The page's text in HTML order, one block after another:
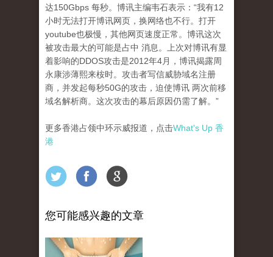
达150Gbps 每秒。博讯主编韦石表示：“我有12
小时无法打开博讯网页，换网络也不行。打开
youtube也极慢，其他网页速度正常。博讯这次
被攻击最大的可能是占中 消息。上次对博讯有显
着影响的DDOS攻击是2012年4月，博讯揭露周
永康涉薄熙来桉时。攻击者写信威胁域名注册
商，并发起每秒50G的攻击，迫使博讯 两次前移
域名解析商。这次攻击的幕后原因仍需了解。”
更多香港占领中环示威报道，点击What's Up 香
港
您可能感兴趣的文章